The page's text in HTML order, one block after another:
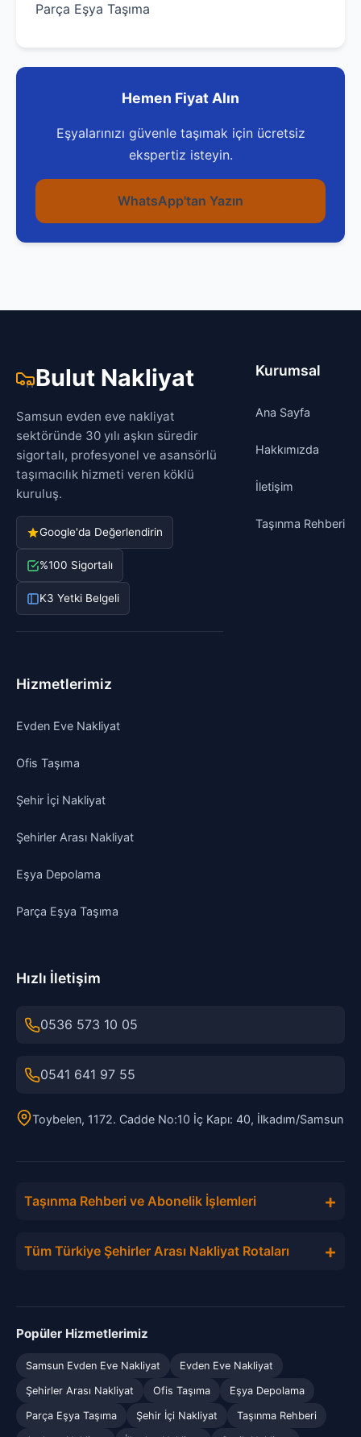
Parça Eşya Taşıma
Hemen Fiyat Alın
Eşyalarınızı güvenle taşımak için ücretsiz
ekspertiz isteyin.
WhatsApp'tan Yazın
Bulut Nakliyat
Samsun evden eve nakliyat
sektöründe 30 yılı aşkın süredir
sigortalı, profesyonel ve asansörlü
taşımacılık hizmeti veren köklü
kuruluş.
Google'da Değerlendirin
%100 Sigortalı
K3 Yetki Belgeli
Kurumsal
Ana Sayfa
Hakkımızda
İletişim
Taşınma Rehberi
Hizmetlerimiz
Evden Eve Nakliyat
Ofis Taşıma
Şehir İçi Nakliyat
Şehirler Arası Nakliyat
Eşya Depolama
Parça Eşya Taşıma
Hızlı İletişim
0536 573 10 05
0541 641 97 55
Toybelen, 1172. Cadde No:10 İç Kapı: 40, İlkadım/Samsun
Taşınma Rehberi ve Abonelik İşlemleri +
Tüm Türkiye Şehirler Arası Nakliyat Rotaları +
Popüler Hizmetlerimiz
Samsun Evden Eve Nakliyat Evden Eve Nakliyat
Şehirler Arası Nakliyat Ofis Taşıma Eşya Depolama
Parça Eşya Taşıma Şehir İçi Nakliyat Taşınma Rehberi